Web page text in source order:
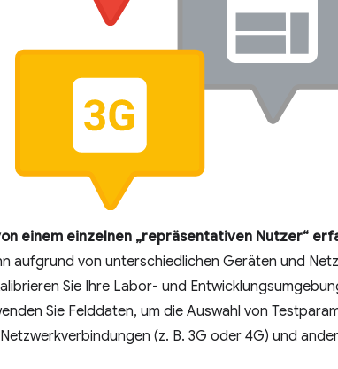
einem einzelnen „repräsentativen Nutzer“
aufgrund von unterschiedlichen Geräten und
Sie Ihre Labor- und
Sie Felddaten, um die Auswahl von
(z. B. 3G oder 4G) und